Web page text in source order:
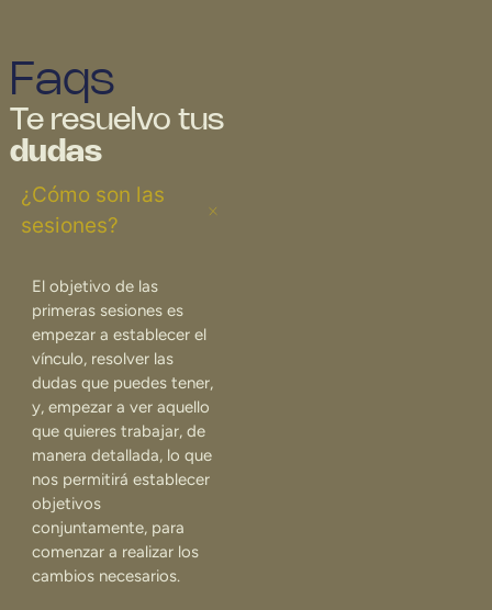
Faqs
Te resuelvo tus
dudas
¿Cómo son las
sesiones?
El objetivo de las
primeras sesiones es
empezar a establecer el
vínculo, resolver las
dudas que puedes tener,
y, empezar a ver aquello
que quieres trabajar, de
manera detallada, lo que
nos permitirá establecer
objetivos
conjuntamente, para
comenzar a realizar los
cambios necesarios.